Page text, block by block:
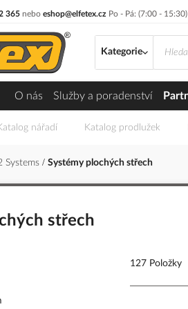
365 nebo eshop@elfetex.cz Po - Pá: (7:00 - 15:30)
Kategorie
O nás Služby a poradenství
nářadí Katalog prodlužek
Systems Systémy plochých střech
střech
127 Položky